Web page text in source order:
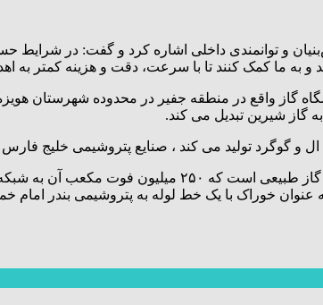
و توانمندی داخلی اشاره کرد و گفت: در
و به ما کمک کنند تا با سرعت، دقت و هزینه کمتر به
گاز واقع در منطقه جفیر در محدوده شهرستان
گاز شیرین تبدیل می کند.
و گوگرد تولید می کند ، صنایع پتروشیمی خلیج